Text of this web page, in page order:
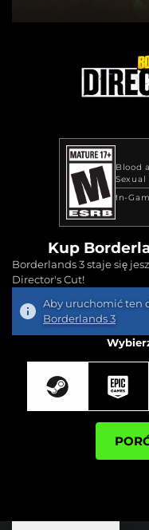
Blood
Sexual
In-
Kup
Borderlands 3 staje się
Director's Cut!
Aby uruchomić ten
Borderlands 3